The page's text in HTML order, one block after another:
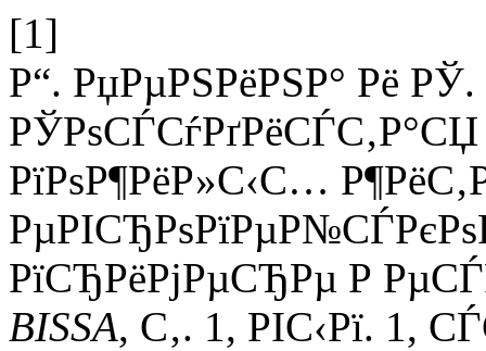
[1]
Р“. РџРµРЅРёРЅР° Рё
РЎРѕСЃСѓРґРёСЃС‚Р°СЏ
РїРѕР¶РёР»С‹С…
РїСЂРёРјРµСЂРµ Р
BISSA, С‚. 1, РІС‹Рї. 1,